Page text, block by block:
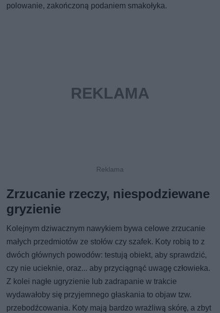
polowanie, zakończoną podaniem smakołyka.
Zrzucanie rzeczy, niespodziewane
gryzienie
Kolejnym dziwacznym nawykiem bywa celowe zrzucanie
małych przedmiotów ze stołów czy szafek. Koty robią to z
dwóch głównych powodów: testują obiekt, aby sprawdzić,
czy nie ucieknie, oraz... aby przyciągnąć uwagę człowieka.
Z kolei nagłe ugryzienie lub zadrapanie w trakcie
wydawałoby się przyjemnego głaskania to objaw tzw.
przebodźcowania. Koty mają bardzo wrażliwą skórę, a zbyt